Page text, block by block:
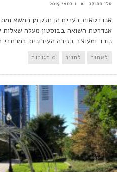
טלי חתוקה 1 במאי 2019
אנדרטאות בערים הן חלק מן המשא
אנדרטת השואה בבוסטון מעלה שאלות
נודד ומעוצב בזירה העירונית במרחבי
לאתגר לחזור 0 תגובות